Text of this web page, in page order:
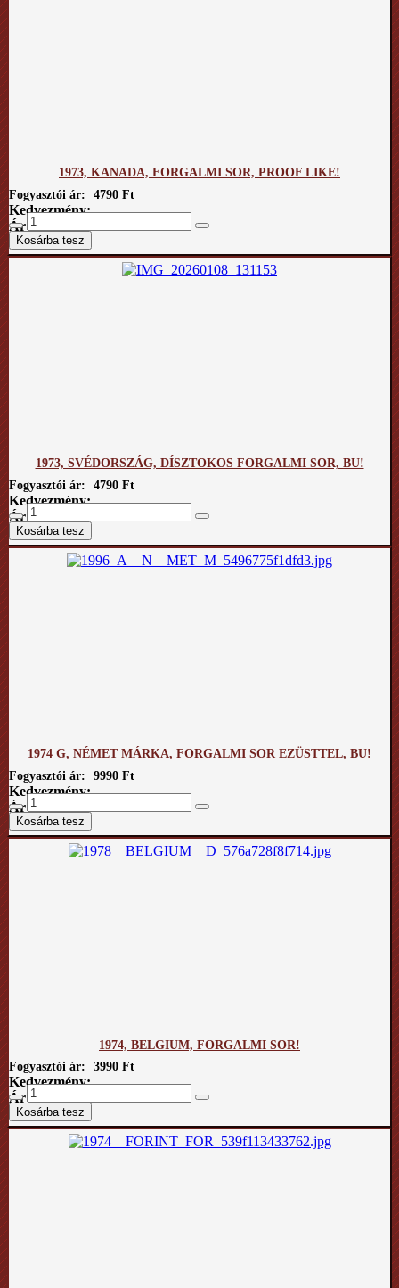
1973, KANADA, FORGALMI SOR, PROOF LIKE!
Fogyasztói ár:
4790 Ft
Kedvezmény:
Ár / kg:
1973, SVÉDORSZÁG, DÍSZTOKOS FORGALMI SOR, BU!
Fogyasztói ár:
4790 Ft
Kedvezmény:
Ár / kg:
1974 G, NÉMET MÁRKA, FORGALMI SOR EZÜSTTEL, BU!
Fogyasztói ár:
9990 Ft
Kedvezmény:
Ár / kg:
1974, BELGIUM, FORGALMI SOR!
Fogyasztói ár:
3990 Ft
Kedvezmény:
Ár / kg: